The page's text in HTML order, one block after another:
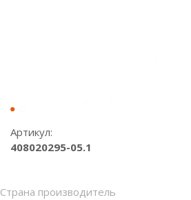
Артикул:
408020295-05.1
Страна производитель